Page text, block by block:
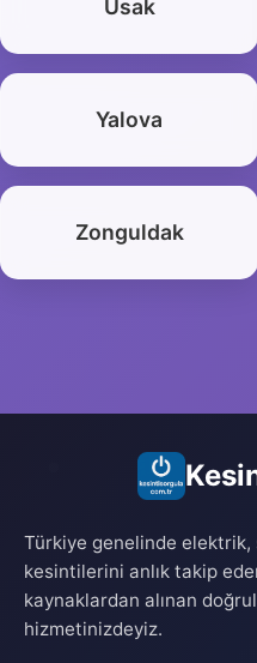
Usak
Yalova
Zonguldak
Türkiye genelinde
kesintilerini anlık takip
kaynaklardan alınan
hizmetinizdeyiz.